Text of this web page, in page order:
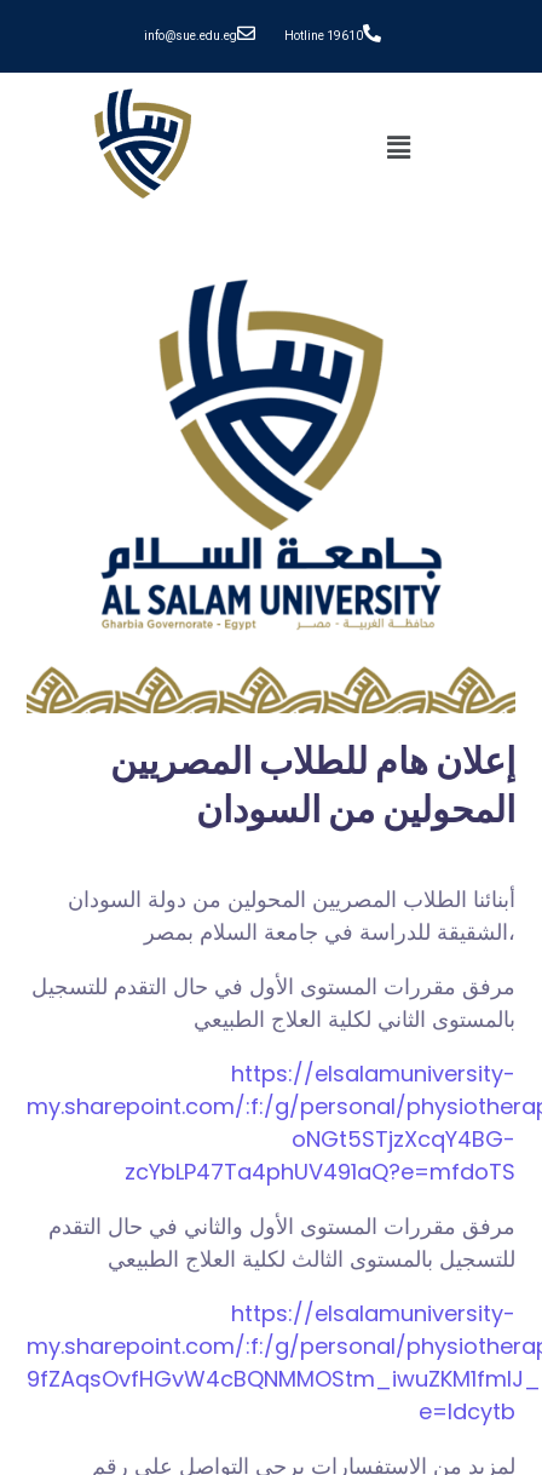
info@sue.edu.eg Hotline 19610
إعلان هام للطلاب المصريين
المحولين من السودان
أبنائنا الطلاب المصريين المحولين من دولة السودان
الشقيقة للدراسة في جامعة السلام بمصر،
مرفق مقررات المستوى الأول في حال التقدم للتسجيل
بالمستوى الثاني لكلية العلاج الطبيعي
https://elsalamuniversity-
my.sharepoint.com/:f:/g/personal/
oNGt5STjzXcqY4BG-
zcYbLP47Ta4phUV491aQ?e=mfdoTS
مرفق مقررات المستوى الأول والثاني في حال التقدم
للتسجيل بالمستوى الثالث لكلية العلاج الطبيعي
https://elsalamuniversity-
my.sharepoint.com/:f:/g/personal/
e=Idcytb
لمزيد من الاستفسارات يرجى التواصل على رقم